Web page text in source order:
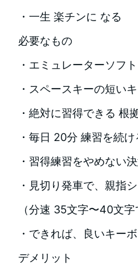
・一生 楽チンに なる
必要なもの
・エミュレーターソフト
・スペースキーの短い
・絶対に習得できる 根
・毎日 20分 練習を続
・習得練習をやめない
・見切り発車で、親指
（分速 35文字〜40文字
・できれば、良いキー
デメリット